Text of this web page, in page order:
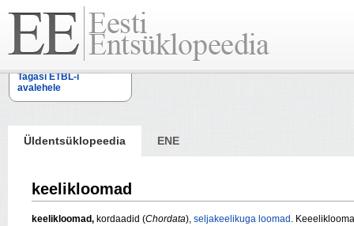
Tagasi ETBL-i
avalehele
Üldentsüklopeedia ENE
keelikloomad
keelikloomad, kordaadid (Chordata), seljakeelikuga loomad .